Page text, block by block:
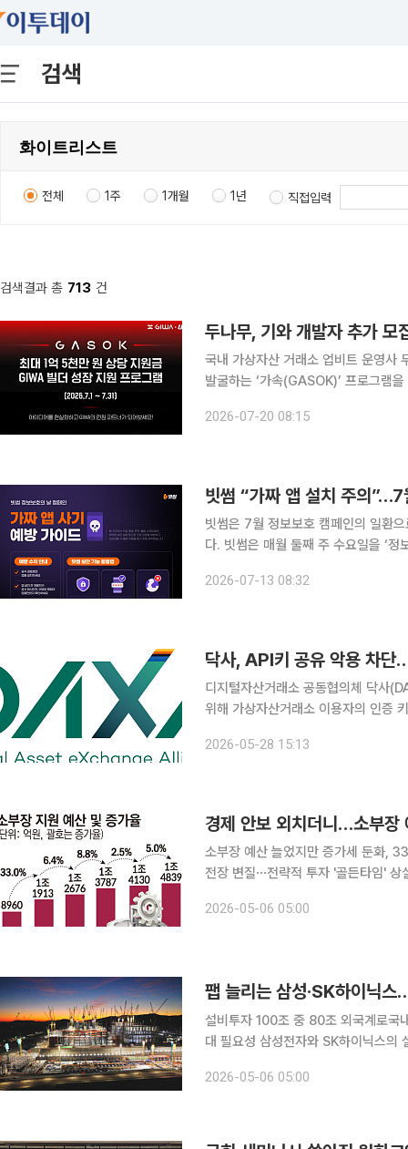
검색
전체 1주 1개월 1년 직접입력
검색결과 총 713 건
두나무, 기와 개발자 추가
국내 가상자산 거래소 업비트 운영사
발굴하는 ‘가속(GASOK)’ 프로그램을 이달
다. 참가자 중 우수팀에는 최대 10만
2026-07-20 08:15
빗썸 “가짜 앱 설치 주의
빗썸은 7월 정보보호 캠페인의 일환
다. 빗썸은 매월 둘째 주 수요일을 ‘정
제하는 수준을 넘어 점점 교묘해진다.
2026-07-13 08:32
닥사, API키 공유 악용 차단
디지털자산거래소 공동협의체 닥사
위해 가상자산거래소 이용자의 인증
회, 주문, 입출금 기능 등을 사용할 수
2026-05-28 15:13
소부장 예산 늘었지만 증가세 둔화,
전장 변질⋯전략적 투자 '골든타임' 상실 우려 첨단 제조업의 혈맥인 소재·부품·장
려지고 있다. 공급망 위기 때 쏟아부
2026-05-06 05:00
팹 늘리는 삼성·SK하이닉
설비투자 100조 중 80조 외국계로국
대 필요성 삼성전자와 SK하이닉스의 설비투자 물결이 국내 소부장 업계로 흐르는 ‘낙수효과’에 관
화 의지와 이를 뒷받침할 정부의 파격
2026-05-06 05:00